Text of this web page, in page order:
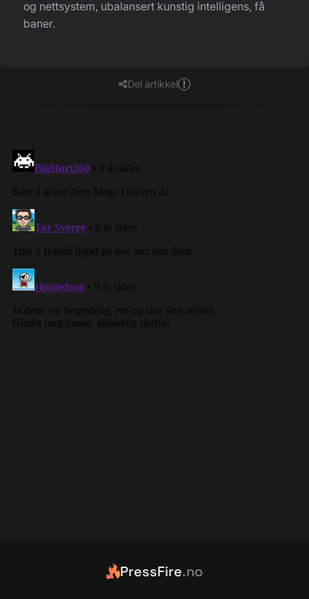
og nettsystem, ubalansert kunstig intelligens, få
baner.
Del artikkel
PressFire.no